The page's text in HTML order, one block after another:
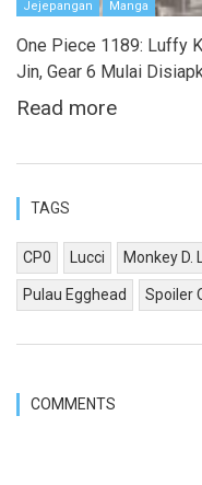
Jejepangan Manga
One Piece 1189: Luffy
Jin, Gear 6 Mulai
Read more
TAGS
CP0 Lucci Monkey D.
Pulau Egghead Spoiler
COMMENTS